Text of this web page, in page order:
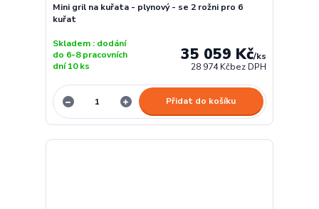
Mini gril na kuřata - plynový - se 2 rožni pro 6
kuřat
35 059 Kč/ks
28 974 Kčbez DPH
Skladem : dodání
do 6-8 pracovních
dní 10 ks
Přidat do košíku